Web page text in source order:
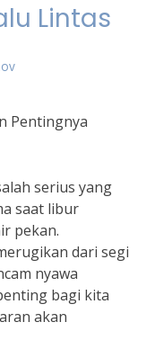
Lintas
Pentingnya
serius yang
saat libur
pekan.
dari segi
nyawa
bagi kita
akan